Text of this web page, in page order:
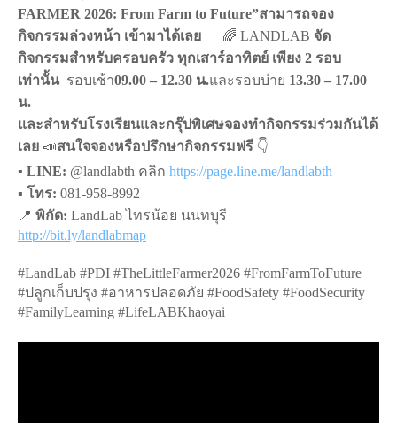
FARMER 2026: From Farm to Future”สามารถจอง
กิจกรรมล่วงหน้า เข้ามาได้เลย
🌈 LANDLAB จัด
กิจกรรมสำหรับครอบครัว ทุกเสาร์อาทิตย์ เพียง 2 รอบ
เท่านั้น รอบเช้า09.00 – 12.30 น.และรอบบ่าย 13.30 – 17.00
น.
และสำหรับโรงเรียนและกรุ๊ปพิเศษจองทำกิจกรรมร่วมกันได้
เลย 📣สนใจจองหรือปรึกษากิจกรรมฟรี 👇
▪️ LINE: @landlabth คลิก https://page.line.me/landlabth
▪️ โทร: 081-958-8992
📍 พิกัด: LandLab ไทรน้อย นนทบุรี
http://bit.ly/landlabmap
#LandLab #PDI #TheLittleFarmer2026 #FromFarmToFuture
#ปลูกเก็บปรุง #อาหารปลอดภัย #FoodSafety #FoodSecurity
#FamilyLearning #LifeLABKhaoyai